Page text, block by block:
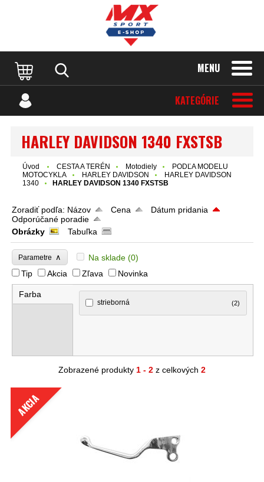
MENU
KATEGÓRIE
HARLEY DAVIDSON 1340 FXSTSB
Úvod CESTA A TERÉN Motodiely
PODĽA MODELU
MOTOCYKLA
HARLEY DAVIDSON
HARLEY DAVIDSON
1340
HARLEY DAVIDSON 1340 FXSTSB
Zoradiť podľa: Názov Cena
Dátum pridania
Odporúčané poradie
Obrázky
Tabuľka
Parametre ∧ Na sklade (0)
Tip
Akcia Zľava Novinka
Farba
strieborná (2)
Zobrazené produkty 1 - 2 z celkových 2
AKCIA